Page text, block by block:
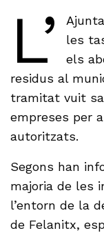
L’
les
els
residus al
tramitat vuit
empreses per
autoritzats.
Segons han
majoria de les
l’entorn de la
de Felanitx,